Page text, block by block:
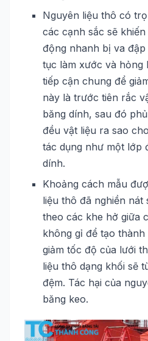
Nguyên liệu thô có
các cạnh sắc sẽ
động nhanh bị va
tục làm xước và hỏng
tiếp cận chung để
này là trước tiên rắc
băng dính, sau đó
đều vật liệu ra sao
tác dụng như một lớp
dính.
Khoảng cách mẫu
liệu thô đã nghiền nát
theo các khe hở giữa
không gỉ để tạo
giảm tốc độ của lưới
liệu thô dạng khối sẽ
đệm. Tác hại của
băng keo.